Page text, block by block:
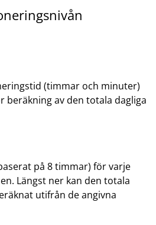
(timmar och minuter)
beräkning av den totala dagliga
på 8 timmar) för varje
Längst ner kan den totala
utifrån de angivna